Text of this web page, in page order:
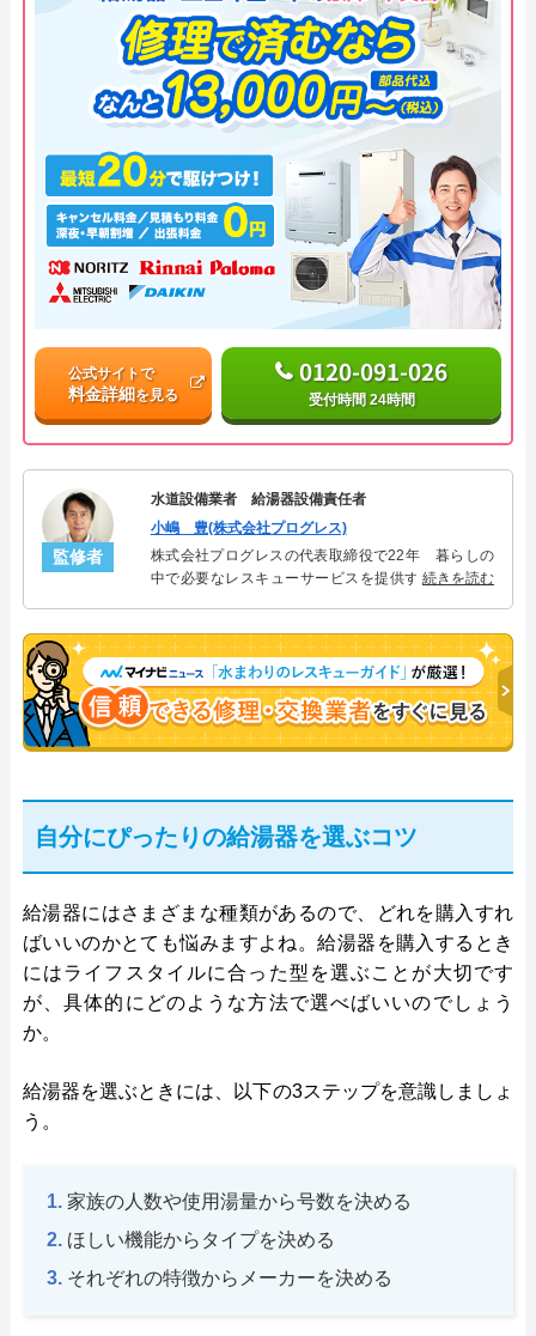
公式サイトで
料金詳細を見る
0120-091-026
受付時間 24時間
監修者
水道設備業者 給湯器設備責任者
小嶋 豊(株式会社プログレス)
株式会社プログレスの代表取締役で22年 暮らしの
中で必要なレスキューサービスを提供する株式会社
決。多くのお客様に信頼される「給湯器」のスペシ
ャリスト。
続きを読む
自分にぴったりの給湯器を選ぶコツ
給湯器にはさまざまな種類があるので、どれを購入すれ
ばいいのかとても悩みますよね。給湯器を購入するとき
にはライフスタイルに合った型を選ぶことが大切です
が、具体的にどのような方法で選べばいいのでしょう
か。
給湯器を選ぶときには、以下の3ステップを意識しましょ
う。
家族の人数や使用湯量から号数を決める
ほしい機能からタイプを決める
それぞれの特徴からメーカーを決める